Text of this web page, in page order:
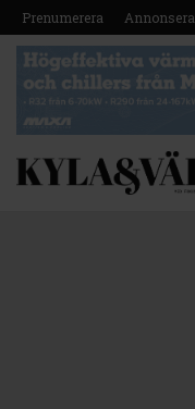
Prenumerera Annonsera